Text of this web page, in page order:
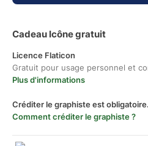
Cadeau Icône gratuit
Licence Flaticon
Gratuit pour usage personnel et
Plus d'informations
Créditer le graphiste est obligatoire.
Comment créditer le graphiste ?